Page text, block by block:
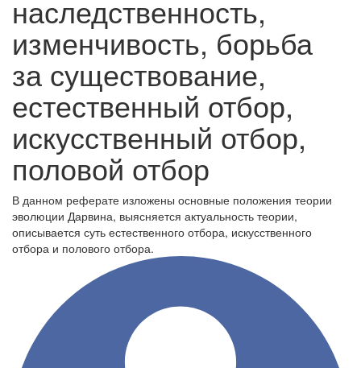
наследственность,
изменчивость, борьба
за существование,
естественный отбор,
искусственный отбор,
половой отбор
В данном реферате изложены основные положения теории
эволюции Дарвина, выясняется актуальность теории,
описывается суть естественного отбора, искусственного
отбора и полового отбора.